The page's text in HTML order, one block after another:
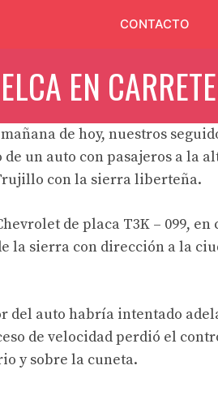
CONTACTO
EN
de hoy, nuestros
un auto con pasajeros a la
con la sierra liberteña.
de placa T3K – 099,
la sierra con dirección a la
del auto habría intentado
de velocidad perdió el
y sobre la cuneta.